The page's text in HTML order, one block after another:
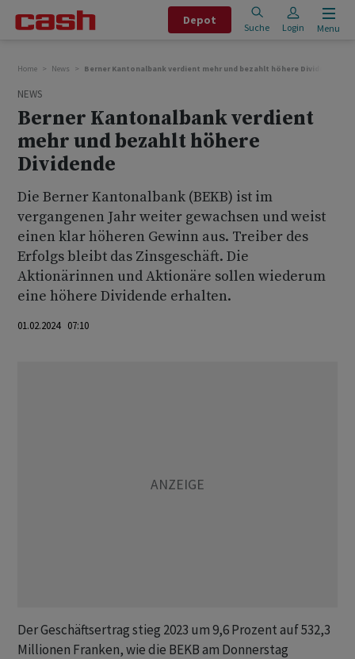
Depot
Suche Login Menu
Home News Berner Kantonalbank verdient mehr und bezahlt höhere Dividende
NEWS
Berner Kantonalbank verdient
mehr und bezahlt höhere
Dividende
Die Berner Kantonalbank (BEKB) ist im
vergangenen Jahr weiter gewachsen und weist
einen klar höheren Gewinn aus. Treiber des
Erfolgs bleibt das Zinsgeschäft. Die
Aktionärinnen und Aktionäre sollen wiederum
eine höhere Dividende erhalten.
01.02.2024 07:10
Der Geschäftsertrag stieg 2023 um 9,6 Prozent auf 532,3
Millionen Franken, wie die BEKB am Donnerstag